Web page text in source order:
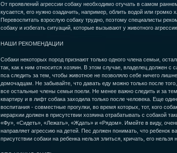
От проявлений агрессии собаку необходимо отучать в самом
кусается, его нужно озадачить, например, облить водой или громко
Перевоспитать взрослую собаку трудно, поэтому специалисты
собаку и избегать ситуаций, которые вызывают у животного
НАШИ РЕКОМЕНДАЦИИ
Собаки некоторых пород признают только одного члена семьи,
так, как к ним относится хозяин. В этом случае, владелец должен с
пса следить за тем, чтобы животное не позволяло себе ничего
домочадцам. Не забывайте, что давать еду можно только после
все остальные члены семьи поели. Не менее важно следить и за
квартиру и в лифт собака заходила только после человека. Еще
воспитания - совместные прогулки, во время которых, тот, кого
иерархии должен в присутствии хозяина отрабатывать с собакой
«Фу», «Сидеть», «Лежать», «Ждать» и «Рядом». Имейте в виду,
направляет агрессию на детей. Пес должен понимать, что ребенок
присутствии собаки на ребенка нельзя злиться, кричать, его нельзя